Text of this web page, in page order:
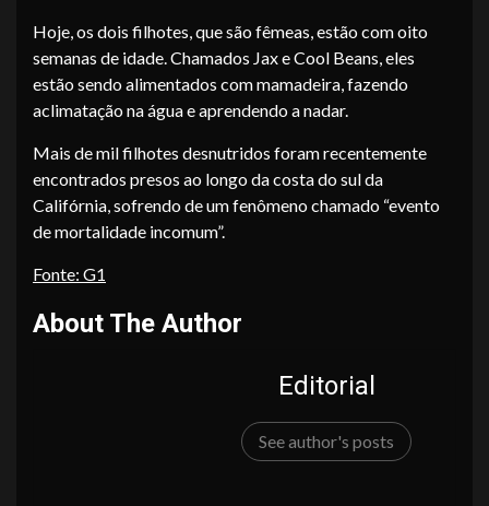
Hoje, os dois filhotes, que são fêmeas, estão com oito
semanas de idade. Chamados Jax e Cool Beans, eles
estão sendo alimentados com mamadeira, fazendo
aclimatação na água e aprendendo a nadar.
Mais de mil filhotes desnutridos foram recentemente
encontrados presos ao longo da costa do sul da
Califórnia, sofrendo de um fenômeno chamado “evento
de mortalidade incomum”.
Fonte: G1
About The Author
Editorial
See author's posts